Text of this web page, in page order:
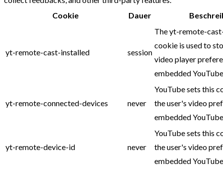
Cookie
Dauer
yt-remote-cast-installed session
The yt-remote-
cookie is used to
video player
embedded
yt-remote-connected-devices never
YouTube sets this
the user's video
embedded
yt-remote-device-id never
YouTube sets this
the user's video
embedded